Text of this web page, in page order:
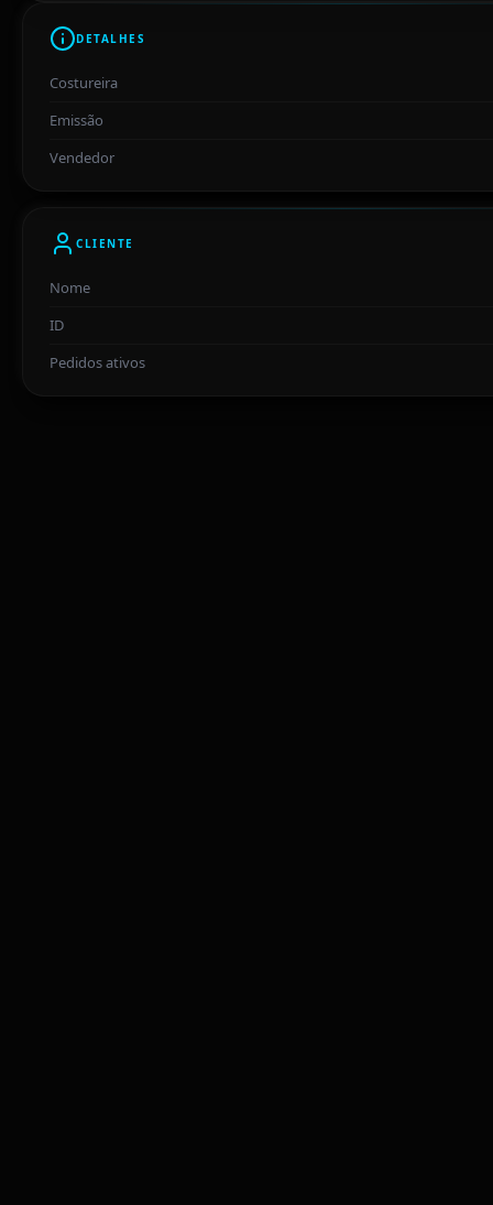
DETALHES
Costureira
Emissão
Vendedor
CLIENTE
Nome
ID
Pedidos ativos